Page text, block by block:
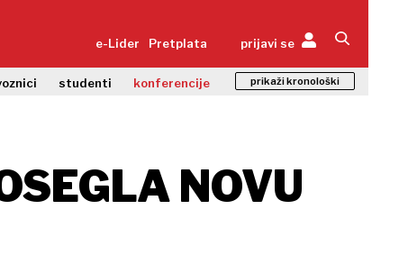
e-Lider Pretplata prijavi se
studenti konferencije prikaži kronološki
NOVU